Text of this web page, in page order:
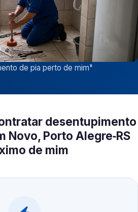
de pia perto de mim"
desentupimento
Novo, Porto Alegre‑RS
de mim